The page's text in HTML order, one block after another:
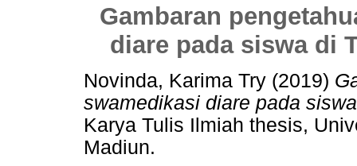
Gambaran
diare pada siswa di
Novinda, Karima Try (2019)
swamedikasi diare pada
Karya Tulis Ilmiah thesis,
Madiun.